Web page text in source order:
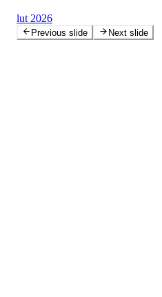
lut 2026
Previous slide Next slide